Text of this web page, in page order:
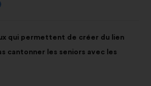
qui permettent de créer du lien
cantonner les seniors avec les